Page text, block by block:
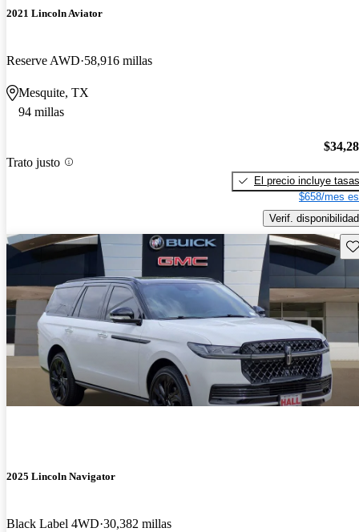
2021 Lincoln Aviator
Reserve AWD 58,916 millas
Mesquite, TX
94 millas
Trato justo
El precio incluye tasas
$658/mes
Verif. disponibilidad
2025 Lincoln Navigator
Black Label 4WD 30,382 millas